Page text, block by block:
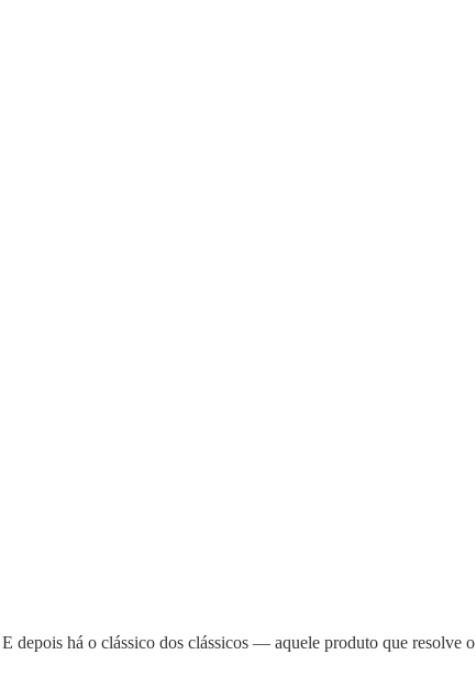
depois há o clássico dos clássicos — aquele produto que resolve o